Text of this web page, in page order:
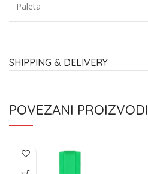
Paleta
SHIPPING & DELIVERY
POVEZANI PROIZVODI